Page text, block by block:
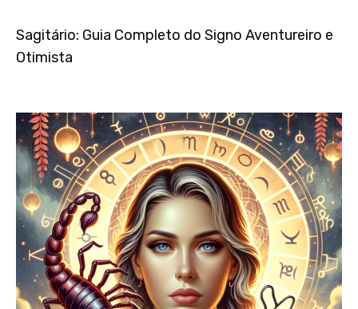
Sagitário: Guia Completo do Signo Aventureiro e
Otimista